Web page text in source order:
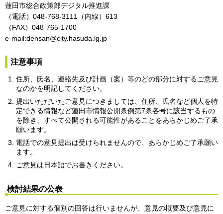
蓮田市総合政策部デジタル推進課
（電話）048-768-3111（内線）613
（FAX）048-765-1700
e-mail:densan@city.hasuda.lg.jp
注意事項
住所、氏名、連絡先及び計画（案）等のどの部分に対するご意見
なのかを明記してください。
提出いただいたご意見につきましては、住所、氏名など個人を特
定できる情報など蓮田市情報公開条例第7条各号に該当するもの
を除き、すべて公開される可能性があることをあらかじめご了承
願います。
電話での意見提出は受けられませんので、あらかじめご了承願い
ます。
ご意見は日本語でお書きください。
検討結果の公表
ご意見に対する個別の回答は行いませんが、意見の概要及び意見に